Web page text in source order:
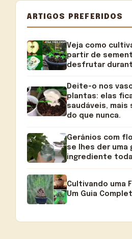
ARTIGOS PREFERIDOS
Veja como
partir de
desfrutar
Deite-o nos
plantas: elas
saudáveis,
do que nunca.
Gerânios com
se lhes der
ingrediente
Cultivando uma
Um Guia